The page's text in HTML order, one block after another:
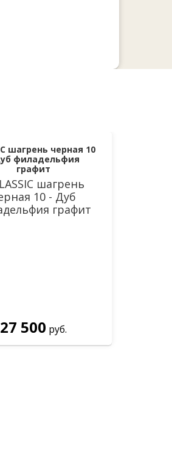
шагрень черная 10
филадельфия
графит
27 500 руб.